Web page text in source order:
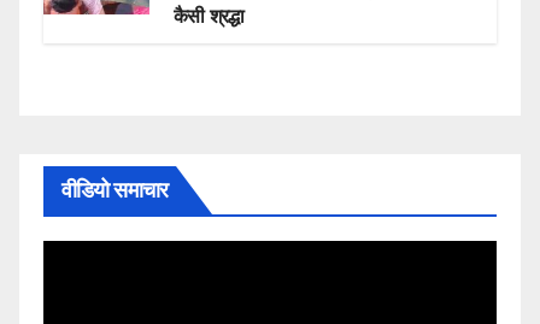
कैसी श्रद्धा
वीडियो समाचार